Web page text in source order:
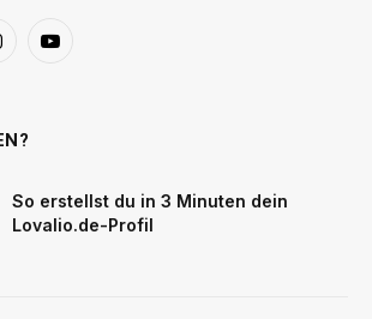
YouTube
So erstellst du in 3 Minuten dein
Lovalio.de-Profil